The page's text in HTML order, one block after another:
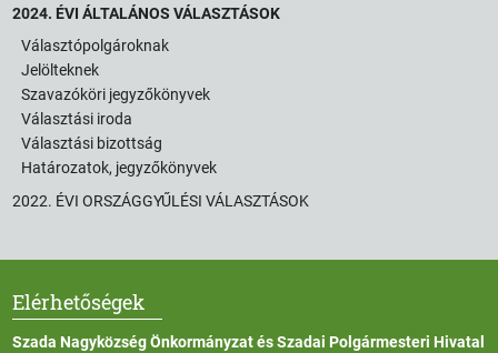
2024. ÉVI ÁLTALÁNOS VÁLASZTÁSOK
Választópolgároknak
Jelölteknek
Szavazóköri jegyzőkönyvek
Választási iroda
Választási bizottság
Határozatok, jegyzőkönyvek
2022. ÉVI ORSZÁGGYŰLÉSI VÁLASZTÁSOK
Elérhetőségek
Szada Nagyközség Önkormányzat és Szadai Polgármesteri Hivatal